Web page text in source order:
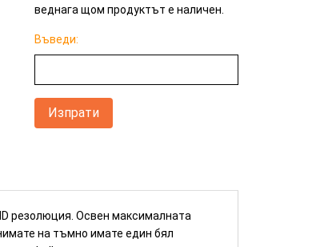
веднага щом продуктът е наличен.
Въведи:
резолюция. Освен максималната
на тъмно имате един бял